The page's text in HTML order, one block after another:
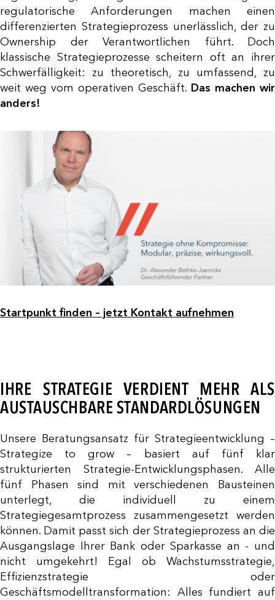
regulatorische Anforderungen machen einen
differenzierten Strategieprozess unerlässlich, der zu
Ownership der Verantwortlichen führt. Doch
klassische Strategieprozesse scheitern oft an ihrer
Schwerfälligkeit: zu theoretisch, zu umfassend, zu
weit weg vom operativen Geschäft. Das machen wir
anders!
Startpunkt finden – jetzt Kontakt aufnehmen
IHRE STRATEGIE VERDIENT MEHR ALS
AUSTAUSCHBARE STANDARDLÖSUNGEN
Unsere Beratungsansatz für Strategieentwicklung –
Strategize to grow – basiert auf fünf klar
strukturierten Strategie-Entwicklungsphasen. Alle
fünf Phasen sind mit verschiedenen Bausteinen
unterlegt, die individuell zu einem
Strategiegesamtprozess zusammengesetzt werden
können. Damit passt sich der Strategieprozess an die
Ausgangslage Ihrer Bank oder Sparkasse an - und
nicht umgekehrt! Egal ob Wachstumsstrategie,
Effizienzstrategie oder
Geschäftsmodelltransformation: Alles fundiert auf